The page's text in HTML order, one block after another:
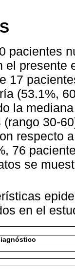
pacientes
el presente
17
(53.1%,
la
30-
respecto
76
se
en el